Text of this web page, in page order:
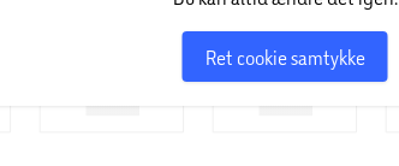
Ret cookie samtykke